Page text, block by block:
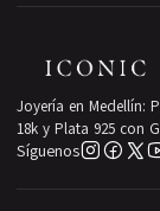
Joyería en Medellín:
18k y Plata 925 con
Síguenos